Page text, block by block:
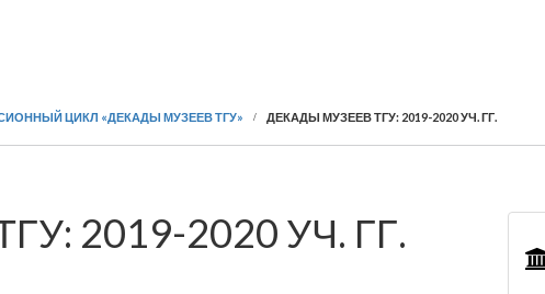
ЦИКЛ «ДЕКАДЫ МУЗЕЕВ ТГУ» ДЕКАДЫ МУЗЕЕВ ТГУ: 2019-2020 УЧ. ГГ.
2019-2020 УЧ. ГГ.